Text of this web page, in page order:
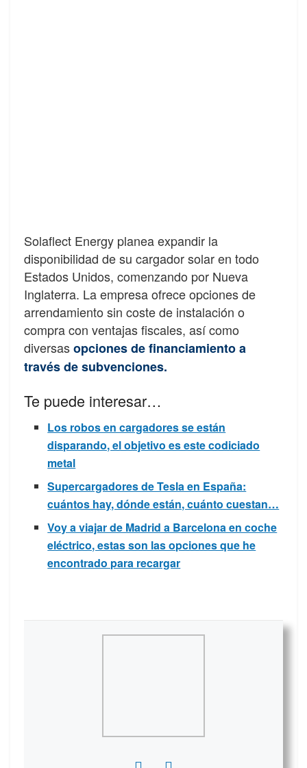
Solaflect Energy planea expandir la
disponibilidad de su cargador solar en todo
Estados Unidos, comenzando por Nueva
Inglaterra. La empresa ofrece opciones de
arrendamiento sin coste de instalación o
compra con ventajas fiscales, así como
diversasopciones de financiamiento a
través de subvenciones.
Te puede interesar…
Los robos en cargadores se están
disparando, el objetivo es este codiciado
metal
Supercargadores de Tesla en España:
cuántos hay, dónde están, cuánto cuestan…
Voy a viajar de Madrid a Barcelona en coche
eléctrico, estas son las opciones que he
encontrado para recargar